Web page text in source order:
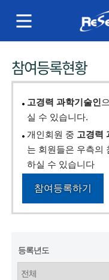
R
e
S
e
a
t
고
경
력
과
기
주
메
참여등록현황
고경력 과학기술인
실 수 있습니다.
개인회원 중 고경력
는 회원들은 우측의
하실 수 있습니다
참여등록하기
등록년도